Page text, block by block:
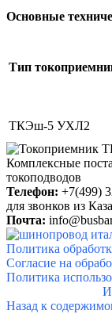
Основные
Тип
ТКЭш-5 УХЛ2
Комплексные
токоподводов
Телефон: +7(499)
для звонков из
Почта: info@
Политика
Согласие на
Политика
Назад к